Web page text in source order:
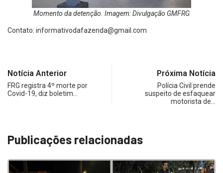
Momento da detenção. Imagem: Divulgação GMFRG
Contato: informativodafazenda@gmail.com
Notícia Anterior
FRG registra 4º morte por
Covid-19, diz boletim…
Próxima Notícia
Polícia Civil prende
suspeito de esfaquear
motorista de…
Publicações relacionadas